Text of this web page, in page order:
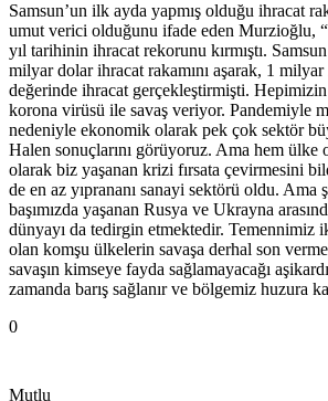
Samsun’un ilk ayda yapmış olduğu ihracat
umut verici olduğunu ifade eden Murzioğlu,
yıl tarihinin ihracat rekorunu kırmıştı.
milyar dolar ihracat rakamını aşarak, 1
değerinde ihracat gerçekleştirmişti.
korona virüsü ile savaş veriyor. Pandemiyle
nedeniyle ekonomik olarak pek çok sektör
Halen sonuçlarını görüyoruz. Ama hem ülke
olarak biz yaşanan krizi fırsata çevirmesini
de en az yıprananı sanayi sektörü oldu. Ama
başımızda yaşanan Rusya ve Ukrayna
dünyayı da tedirgin etmektedir. Temennimiz
olan komşu ülkelerin savaşa derhal son
savaşın kimseye fayda sağlamayacağı
zamanda barış sağlanır ve bölgemiz huzura
0
Mutlu